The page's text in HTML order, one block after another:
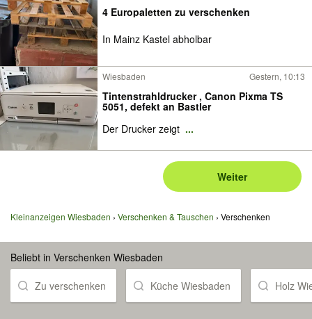
4 Europaletten zu verschenken
In Mainz Kastel abholbar
Wiesbaden Gestern, 10:13
Tintenstrahldrucker , Canon Pixma TS
5051, defekt an Bastler
Der Drucker zeigt ...
Weiter
Kleinanzeigen Wiesbaden Verschenken & Tauschen Verschenken
Beliebt in Verschenken Wiesbaden
Zu verschenken Küche Wiesbaden Holz